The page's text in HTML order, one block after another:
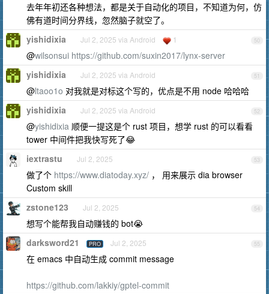
去年年初还各种想法，都是关于自动化的项目，不知道为何，仿
佛有道时间分界线，忽然脑子就空了。
50
yishidixia Jul 2, 2025 via Android 1
@wilsonsui https://github.com/suxin2017/lynx-server
51
yishidixia Jul 2, 2025 via Android
@ltaoo1o 对我就是对标这个写的，优点是不用 node 哈哈哈
52
yishidixia Jul 2, 2025 via Android
@yishidixia 顺便一提这是个 rust 项目，想学 rust 的可以看看
tower 中间件把我快写死了😂
53
iextrastu Jul 2, 2025
做了个 https://www.diatoday.xyz/ ， 用来展示 dia browser
Custom skill
54
zstone123 Jul 2, 2025
想写个能帮我自动赚钱的 bot😭
55
darksword21 PRO Jul 2, 2025
在 emacs 中自动生成 commit message
https://github.com/lakkiy/gptel-commit